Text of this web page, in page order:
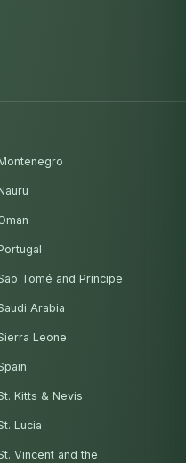
Tomé and Príncipe
Arabia
Leone
Kitts & Nevis
Lucia
Vincent and the